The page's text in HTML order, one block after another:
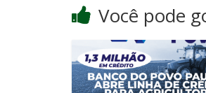
Você pode